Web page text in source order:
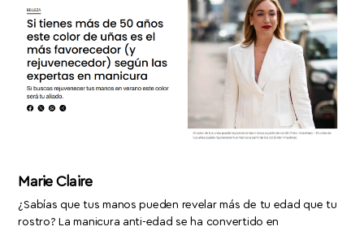
Marie Claire
¿Sabías que tus manos pueden revelar más de tu edad que tu
rostro? La manicura anti-edad se ha convertido en